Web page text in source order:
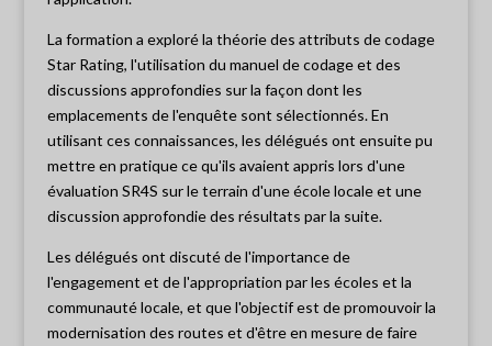
La formation a exploré la théorie des attributs de codage
Star Rating, l'utilisation du manuel de codage et des
discussions approfondies sur la façon dont les
emplacements de l'enquête sont sélectionnés. En
utilisant ces connaissances, les délégués ont ensuite pu
mettre en pratique ce qu'ils avaient appris lors d'une
évaluation SR4S sur le terrain d'une école locale et une
discussion approfondie des résultats par la suite.
Les délégués ont discuté de l'importance de
l'engagement et de l'appropriation par les écoles et la
communauté locale, et que l'objectif est de promouvoir la
modernisation des routes et d'être en mesure de faire